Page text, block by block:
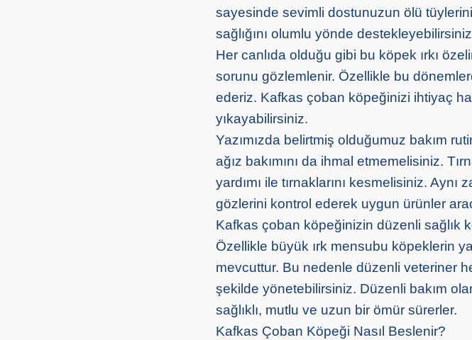
sayesinde sevimli dostunuzun ölü
sağlığını olumlu yönde
Her canlıda olduğu gibi bu köpek ırkı
sorunu gözlemlenir. Özellikle bu
ederiz. Kafkas çoban köpeğinizi ihtiyaç
yıkayabilirsiniz.
Yazımızda belirtmiş olduğumuz bakım
ağız bakımını da ihmal etmemelisiniz.
yardımı ile tırnaklarını kesmelisiniz. Aynı
gözlerini kontrol ederek uygun ürünler
Kafkas çoban köpeğinizin düzenli sağlık
Özellikle büyük ırk mensubu köpeklerin
mevcuttur. Bu nedenle düzenli veteriner
şekilde yönetebilirsiniz. Düzenli bakım
sağlıklı, mutlu ve uzun bir ömür sürerler.
Kafkas Çoban Köpeği Nasıl Beslenir?